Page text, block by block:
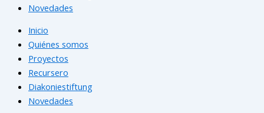
Novedades
Inicio
Quiénes somos
Proyectos
Recursero
Diakoniestiftung
Novedades